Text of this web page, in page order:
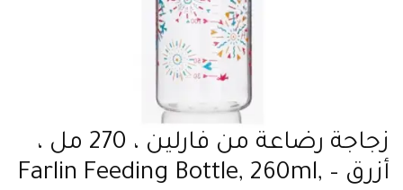
زجاجة رضاعة من فارلين ، 270 مل ،
أزرق – Farlin Feeding Bottle, 260ml,